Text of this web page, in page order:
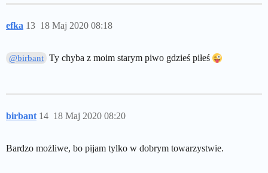
efka 18 Maj 2020 08:18
13
@birbant Ty chyba z moim starym piwo gdzieś piłeś
birbant 18 Maj 2020 08:20
14
Bardzo możliwe, bo pijam tylko w dobrym towarzystwie.